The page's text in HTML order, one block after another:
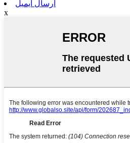
ارسال ایمیل
x